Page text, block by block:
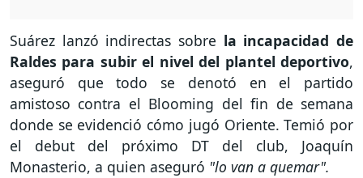
Suárez lanzó indirectas sobre la incapacidad de
Raldes para subir el nivel del plantel deportivo,
aseguró que todo se denotó en el partido
amistoso contra el Blooming del fin de semana
donde se evidenció cómo jugó Oriente. Temió por
el debut del próximo DT del club, Joaquín
Monasterio, a quien aseguró "lo van a quemar".